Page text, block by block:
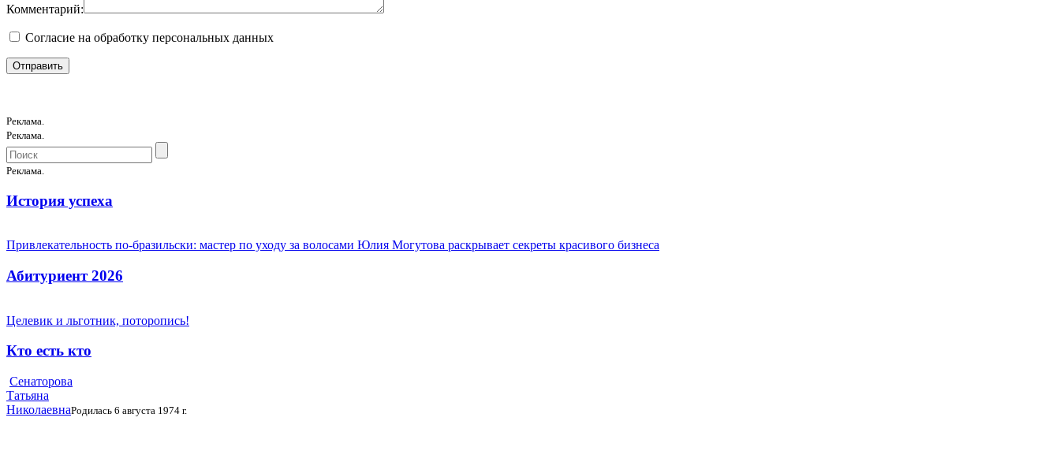
Комментарий:
Согласие на обработку персональных данных
Реклама.
Реклама.
Реклама.
История успеха
Привлекательность по-бразильски: мастер по уходу за волосами Юлия Могутова раскрывает секреты красивого бизнеса
Абитуриент 2026
Целевик и льготник, поторопись!
Кто есть кто
Сенаторова
Татьяна
НиколаевнаРодилась 6 августа 1974 г.